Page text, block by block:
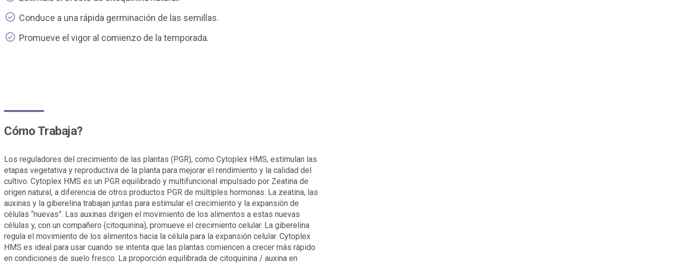
Conduce a una rápida germinación de las semillas.
Promueve el vigor al comienzo de la temporada.
Cómo Trabaja?
Los reguladores del crecimiento de las plantas (PGR), como Cytoplex HMS, estimulan las
etapas vegetativa y reproductiva de la planta para mejorar el rendimiento y la calidad del
cultivo. Cytoplex HMS es un PGR equilibrado y multifuncional impulsado por Zeatina de
origen natural, a diferencia de otros productos PGR de múltiples hormonas. La zeatina, las
auxinas y la giberelina trabajan juntas para estimular el crecimiento y la expansión de
células “nuevas”. Las auxinas dirigen el movimiento de los alimentos a estas nuevas
células y, con un compañero (citoquinina), promueve el crecimiento celular. La giberelina
regula el movimiento de los alimentos hacia la célula para la expansión celular. Cytoplex
HMS es ideal para usar cuando se intenta que las plantas comiencen a crecer más rápido
en condiciones de suelo fresco. La proporción equilibrada de citoquinina / auxina en